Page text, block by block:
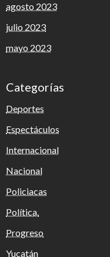
agosto 2023
julio 2023
mayo 2023
Categorías
Deportes
Espectáculos
Internacional
Nacional
Policiacas
Política.
Progreso
Yucatán